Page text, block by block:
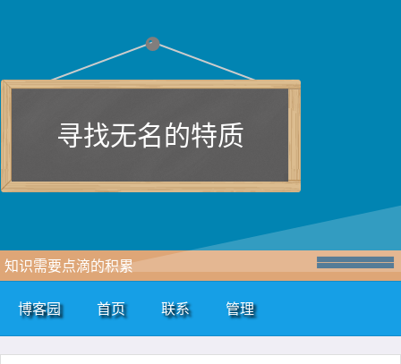
寻找无名的特质
知识需要点滴的积累
博客园 首页 联系 管理